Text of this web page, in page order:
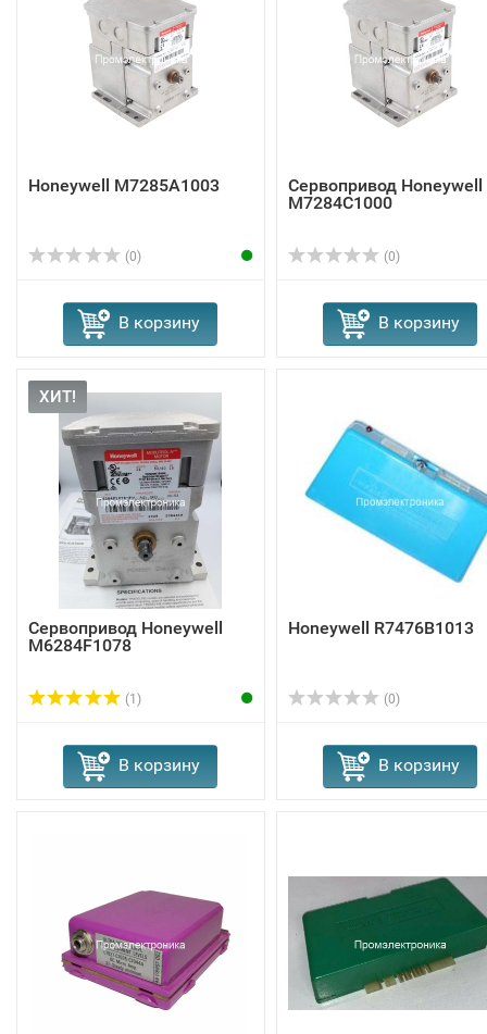
Honeywell M7285A1003
(0)
В корзину
Сервопривод Honeywell
M7284C1000
(0)
В корзину
ХИТ!
Сервопривод Honeywell
M6284F1078
(1)
В корзину
Honeywell R7476B1013
(0)
В корзину